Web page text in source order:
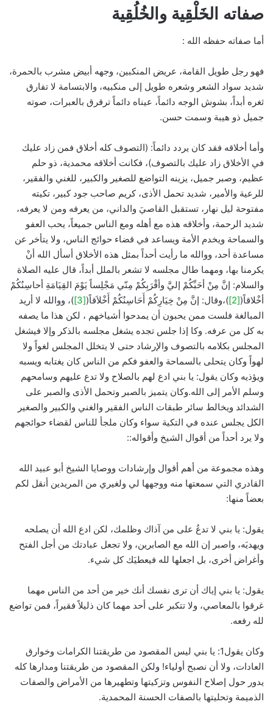
صفاته الخَلْقِية والخُلُقِية
أما صفاته حفظه الله :
فهو رجل طويل القامة، عريض المنكبين، وجهه أبيض مشرب بالحمرة،
شديد سواد الشعر وشعره طويل إلى منكبيه، والابتسامة لا تفارق
ثغره أبداً، بشوش الوجه دائماً، عيناه دائماً ترقرق بالعبرات، صوته
جميل ذو هيبة وسمت حسن.
وأما أخلاقه فقد كان يردد دائماً: (التصوف كله أخلاق فمن زاد عليك
في الأخلاق زاد عليك بالتصوف)، فكانت أخلاقه محمدية، ذو حلم
عظيم، وصبر جميل، يزينه التواضع للصغير والكبير، للغني والفقير،
للرعية والأمير، شديد تحمل الأذى، كريم صاحب جود كبير، تكيته
مفتوحة ليل نهار، تستقبل القاصيَ والداني، من يعرفه ومن لا يعرفه،
شديد الرحمة، وأخلاقه هذه مع أهله ومع الناس جميعاً، يحب العفو
والسماحة ويخدم الأمة ويساعد في قضاء حوائج الناس، ولا يتأخر عن
مساعدة أحد، ووالله ما رأيت أحداً بمثل هذه الأخلاق أسأل الله أنْ
يكرمنا بها، ومهما طال مجلسه لا تشعر بالملل أبداً، قال عليه الصلاة
والسلام: إنَّ مِنْ أحَبِّكُمْ إليَّ وأقْرَبِكُمْ مِنّي مَجْلِساً يَوْمَ القِيَامَةِ أحاسِنُكُمْ
أخْلاقاً([2] )،وقال: إنَّ مِنْ خِيَارِكُمْ أَحَاسِنُكُمْ أَخْلاَقاً([3]
)، ووالله لا أريد
المبالغة فلست ممن يحبون أن يمدحوا أشياخهم ، لكن هذا ما يصفه
به كل من عرفه. وكا إذا جلس تجده يشغل مجلسه بالذكر وإلا فيشغل
المجلس بكلامه بالتصوف والإرشاد حتى لا يتخلل المجلس لغواً ولا
لهواً وكان يتحلى بالسماحة والعفو فكم من الناس كان يغتابه ويسبه
ويؤذيه وكان يقول: يا بني ادع لهم بالصلاح ولا تدع عليهم وسامحهم
وسلم الأمر إلى الله.وكان يتميز بالصبر وتحمل الأذى والصبر على
الشدائد ويخالط سائر طبقات الناس الفقير والغني والكبير والصغير
الكل يجلس عنده في التكية سواء وكان ملجأ للناس لقضاء حوائجهم
ولا يرد أحداً من أقوال الشيخ وأقواله::
وهذه مجموعة من أهم أقوال وإرشادات ووصايا الشيخ أبو عبيد الله
القادري التي سمعتها منه ووجهها لي ولغيري من المريدين أنقل لكم
بعضاً منها:
يقول: يا بني لا تدعُ على من آذاك وظلمك، لكن ادع الله أن يصلحه
ويهديَه، واصبر إن الله مع الصابرين، ولا تجعل عبادتك من أجل الفتح
وأغراض أخرى، بل اجعلها لله فيعطيَك كل شيء.
يقول: يا بني إياك أن ترى نفسك أنك خير من أحد من الناس مهما
غرقوا بالمعاصي، ولا تتكبر على أحد مهما كان ذليلاً فقيراً، فمن تواضع
لله رفعه.
وكان يقول1: يا بني ليس المقصود من طريقتنا الكرامات وخوارق
العادات، ولا أن نصبح أولياء! ولكن المقصود من طريقتنا ومدارها كله
يدور حول إصلاح النفوس وتزكيتها وتطهيرها من الأمراض والصفات
الذميمة وتحليتها بالصفات الحسنة المحمدية.